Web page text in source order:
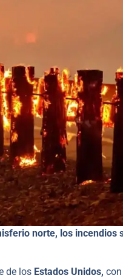
norte, los
de los Estados Unidos,